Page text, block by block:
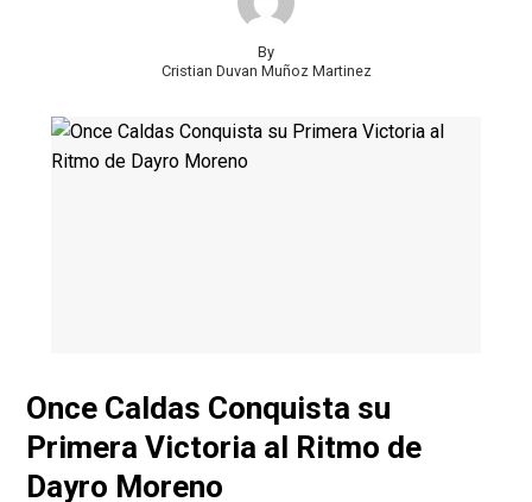
By
Cristian Duvan Muñoz Martinez
Once Caldas Conquista su
Primera Victoria al Ritmo de
Dayro Moreno